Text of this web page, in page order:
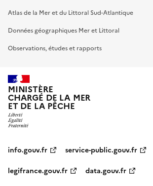
Atlas de la Mer et du Littoral Sud-Atlantique
Données géographiques Mer et Littoral
Observations, études et rapports
MINISTÈRE
CHARGÉ DE LA MER
ET DE LA PÊCHE
info.gouv.fr
service-public.gouv.fr
legifrance.gouv.fr
data.gouv.fr